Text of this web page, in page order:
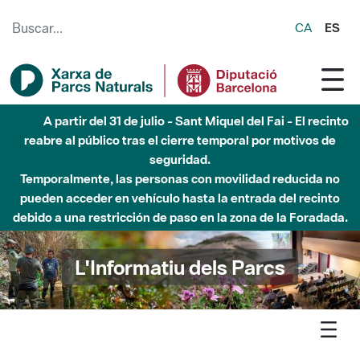
CA ES
Hasta diciembre de 2026 - Parque Fluvial Besós -
Afectaciones en el cauce del Parque Fluvial del Besòs debido
a obras de construcción de una pasarela sobre el río
L'Informatiu dels Parcs
L'informatiu
Notícia